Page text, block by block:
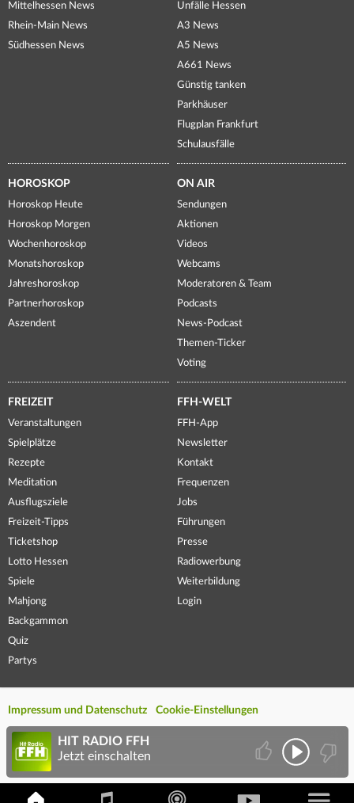
Mittelhessen News
Rhein-Main News
Südhessen News
Unfälle Hessen
A3 News
A5 News
A661 News
Günstig tanken
Parkhäuser
Flugplan Frankfurt
Schulausfälle
HOROSKOP
Horoskop Heute
Horoskop Morgen
Wochenhoroskop
Monatshoroskop
Jahreshoroskop
Partnerhoroskop
Aszendent
ON AIR
Sendungen
Aktionen
Videos
Webcams
Moderatoren & Team
Podcasts
News-Podcast
Themen-Ticker
Voting
FREIZEIT
Veranstaltungen
Spielplätze
Rezepte
Meditation
Ausflugsziele
Freizeit-Tipps
Ticketshop
Lotto Hessen
Spiele
Mahjong
Backgammon
Quiz
Partys
FFH-WELT
FFH-App
Newsletter
Kontakt
Frequenzen
Jobs
Führungen
Presse
Radiowerbung
Weiterbildung
Login
Impressum und Datenschutz Cookie-Einstellungen
HIT RADIO FFH
Jetzt einschalten